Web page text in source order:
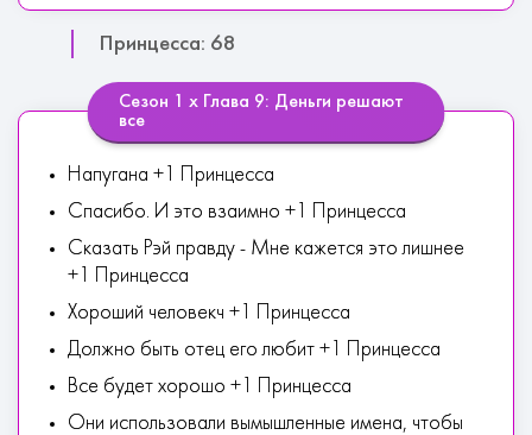
Принцесса: 68
Сезон 1 х Глава 9: Деньги решают
все
Напугана +1 Принцесса
Спасибо. И это взаимно +1 Принцесса
Сказать Рэй правду - Мне кажется это лишнее
+1 Принцесса
Хороший человекч +1 Принцесса
Должно быть отец его любит +1 Принцесса
Все будет хорошо +1 Принцесса
Они использовали вымышленные имена, чтобы